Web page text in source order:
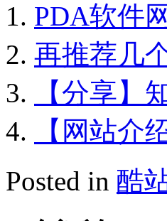
PDA软件
再推荐几
【分享】
【网站介
Posted in 酷